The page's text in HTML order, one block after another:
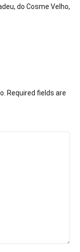
do Cosme Velho,
Required fields are